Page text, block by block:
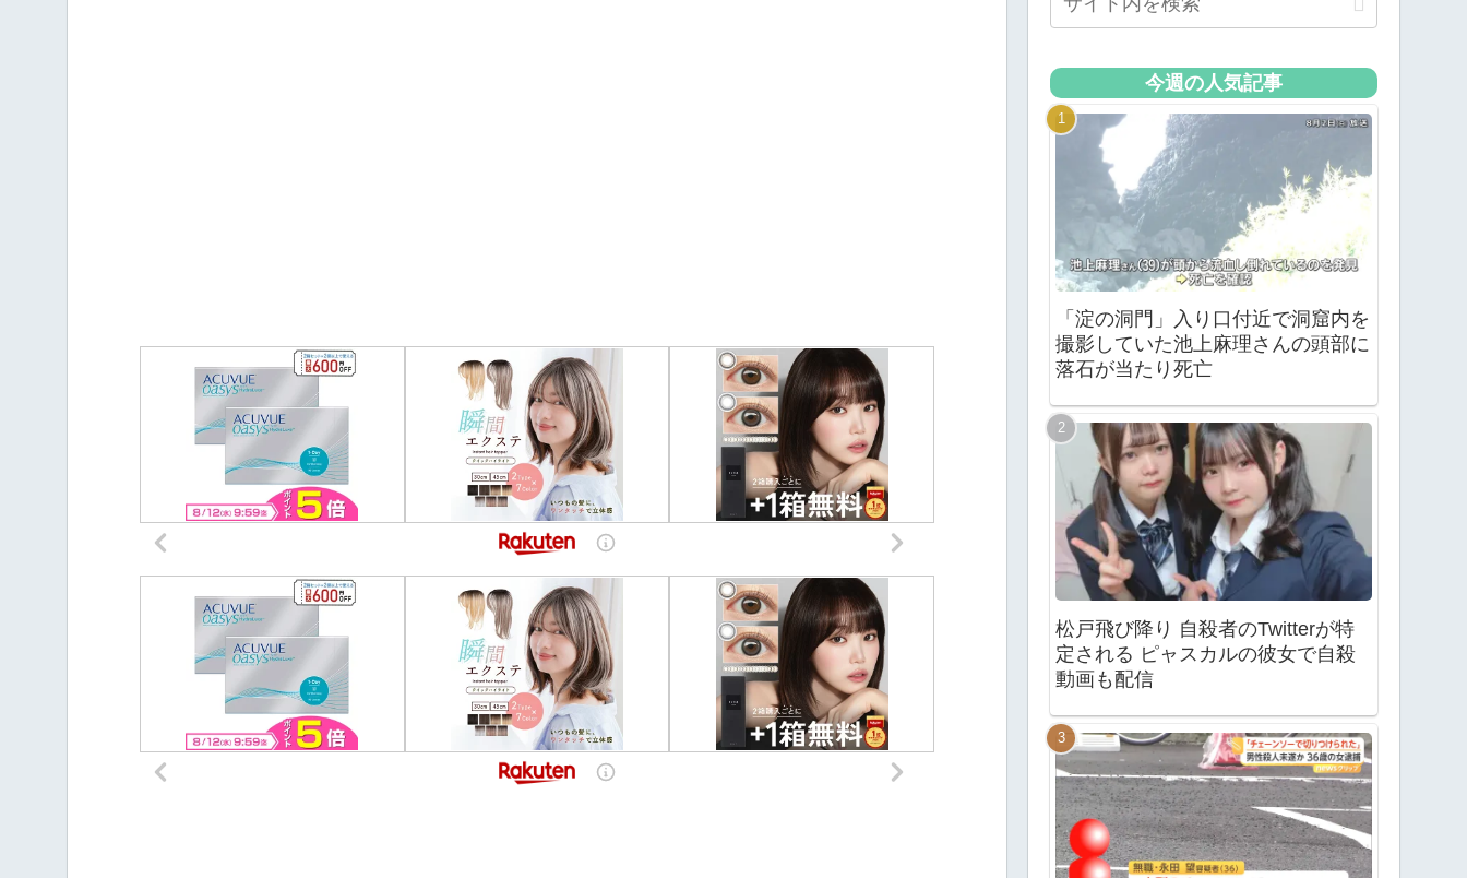
今週の人気記事
「淀の洞門」入り口付近で洞窟内を
撮影していた池上麻理さんの頭部に
落石が当たり死亡
松戸飛び降り 自殺者のTwitterが特
定される ピャスカルの彼女で自殺
動画も配信